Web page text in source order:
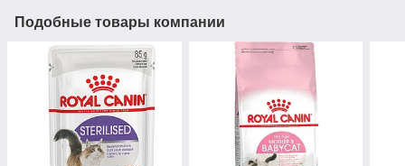
Подобные товары компании